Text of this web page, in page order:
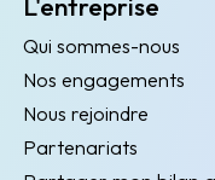
Qui sommes-nous
Nos engagements
Nous rejoindre
Partenariats